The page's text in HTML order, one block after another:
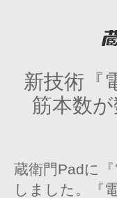
新技術『
筋本数
蔵衛門Padに
しました。『